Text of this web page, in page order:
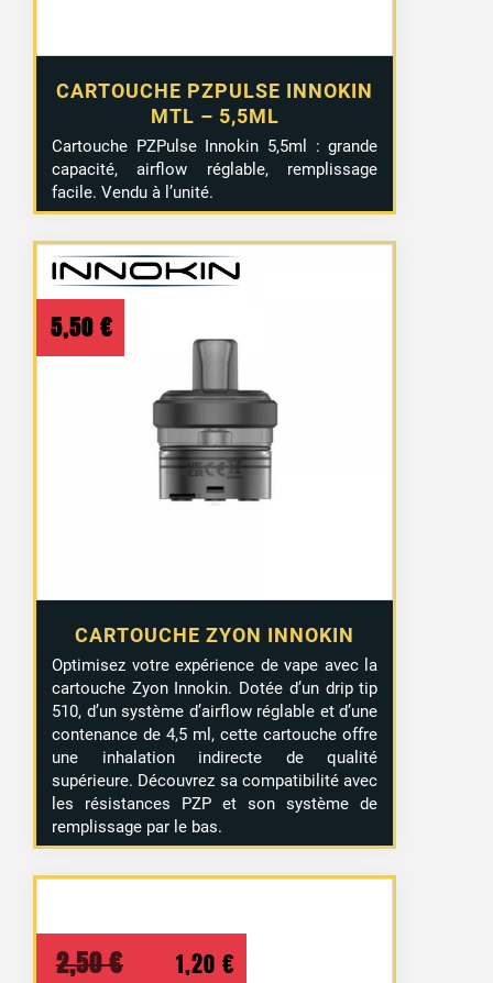
CARTOUCHE PZPULSE INNOKIN
MTL – 5,5ML
Cartouche PZPulse Innokin 5,5ml : grande
capacité, airflow réglable, remplissage
facile. Vendu à l’unité.
CARTOUCHE ZYON INNOKIN
5,50 €
Optimisez votre expérience de vape avec la
cartouche Zyon Innokin. Dotée d’un drip tip
510, d’un système d’airflow réglable et d’une
contenance de 4,5 ml, cette cartouche offre
une inhalation indirecte de qualité
supérieure. Découvrez sa compatibilité avec
les résistances PZP et son système de
remplissage par le bas.
2,50€
Le
1,20 €